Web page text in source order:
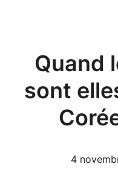
Quand
sont
4